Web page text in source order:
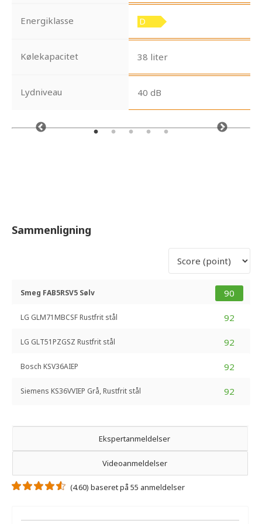
Energiklasse
Kølekapacitet 38 liter
Lydniveau 40 dB
Sammenligning
90
Smeg FAB5RSV5 Sølv
92
LG GLM71MBCSF Rustfrit stål
92
LG GLT51PZGSZ Rustfrit stål
92
Bosch KSV36AIEP
92
Siemens KS36VVIEP Grå, Rustfrit stål
Ekspertanmeldelser
Videoanmeldelser
(4.60) baseret på 55 anmeldelser